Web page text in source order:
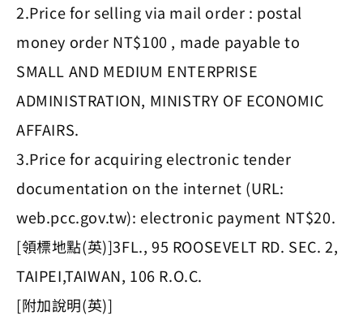
2.Price for selling via mail order : postal
money order NT$100 , made payable to
SMALL AND MEDIUM ENTERPRISE
ADMINISTRATION, MINISTRY OF ECONOMIC
AFFAIRS.
3.Price for acquiring electronic tender
documentation on the internet (URL:
web.pcc.gov.tw): electronic payment NT$20.
[領標地點(英)]3FL., 95 ROOSEVELT RD. SEC. 2,
TAIPEI,TAIWAN, 106 R.O.C.
[附加說明(英)]